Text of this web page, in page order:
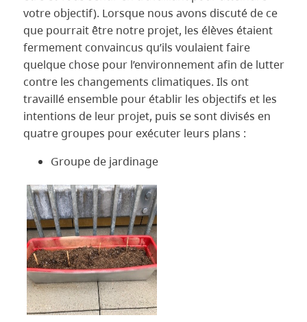
votre objectif). Lorsque nous avons discuté de ce
que pourrait être notre projet, les élèves étaient
fermement convaincus qu’ils voulaient faire
quelque chose pour l’environnement afin de lutter
contre les changements climatiques. Ils ont
travaillé ensemble pour établir les objectifs et les
intentions de leur projet, puis se sont divisés en
quatre groupes pour exécuter leurs plans :
Groupe de jardinage